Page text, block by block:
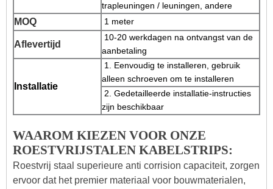
trapleuningen / leuningen, andere
MOQ 1 meter
Aflevertijd
10-20 werkdagen na ontvangst van de
aanbetaling
Installatie
1. Eenvoudig te installeren, gebruik
alleen schroeven om te installeren
2. Gedetailleerde installatie-instructies
zijn beschikbaar
WAAROM KIEZEN VOOR ONZE
ROESTVRIJSTALEN KABELSTRIPS:
Roestvrij staal superieure anti corrision capaciteit, zorgen
ervoor dat het premier materiaal voor bouwmaterialen,